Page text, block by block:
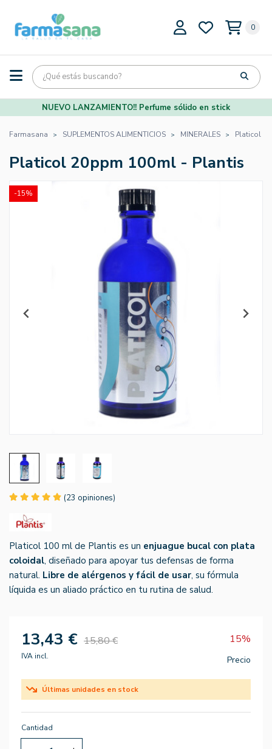
0
NUEVO LANZAMIENTO!! Perfume sólido en stick
Farmasana SUPLEMENTOS ALIMENTICIOS MINERALES Platicol
Platicol 20ppm 100ml - Plantis
-15%
(23 opiniones)
Platicol 100 ml de Plantis es un enjuague bucal con plata
coloidal, diseñado para apoyar tus defensas de forma
natural. Libre de alérgenos y fácil de usar, su fórmula
líquida es un aliado práctico en tu rutina de salud.
13,43 € 15,80 € 15%
IVA incl. Precio
Últimas unidades en stock
Cantidad